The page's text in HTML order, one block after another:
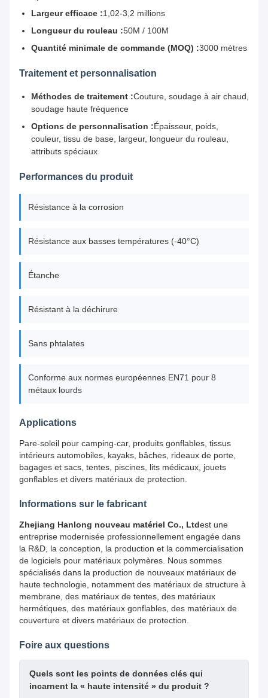
Largeur efficace :1,02-3,2 millions
Longueur du rouleau :50M / 100M
Quantité minimale de commande (MOQ) :3000 mètres
Traitement et personnalisation
Méthodes de traitement :Couture, soudage à air chaud,
soudage haute fréquence
Options de personnalisation :Épaisseur, poids,
couleur, tissu de base, largeur, longueur du rouleau,
attributs spéciaux
Performances du produit
Résistance à la corrosion
Résistance aux basses températures (-40°C)
Étanche
Résistant à la déchirure
Sans phtalates
Conforme aux normes européennes EN71 pour 8
métaux lourds
Applications
Pare-soleil pour camping-car, produits gonflables, tissus
intérieurs automobiles, kayaks, bâches, rideaux de porte,
bagages et sacs, tentes, piscines, lits médicaux, jouets
gonflables et divers matériaux de protection.
Informations sur le fabricant
Zhejiang Hanlong nouveau matériel Co., Ltdest une
entreprise modernisée professionnellement engagée dans
la R&D, la conception, la production et la commercialisation
de logiciels pour matériaux polymères. Nous sommes
spécialisés dans la production de nouveaux matériaux de
haute technologie, notamment des matériaux de structure à
membrane, des matériaux de tentes, des matériaux
hermétiques, des matériaux gonflables, des matériaux de
couverture et divers matériaux de protection.
Foire aux questions
Quels sont les points de données clés qui
incarnent la « haute intensité » du produit ?